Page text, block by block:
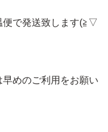
便で発送致します(≧▽
めのご利用をお願い